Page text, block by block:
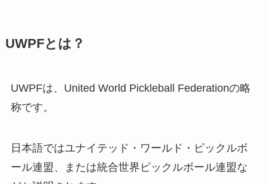
UWPFとは？
UWPFは、United World Pickleball Federationの略
称です。
日本語ではユナイテッド・ワールド・ピックルボ
ール連盟、または統合世界ピックルボール連盟な